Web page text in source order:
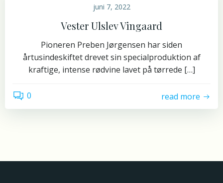
juni 7, 2022
Vester Ulslev Vingaard
Pioneren Preben Jørgensen har siden
årtusindeskiftet drevet sin specialproduktion af
kraftige, intense rødvine lavet på tørrede […]
0 read more